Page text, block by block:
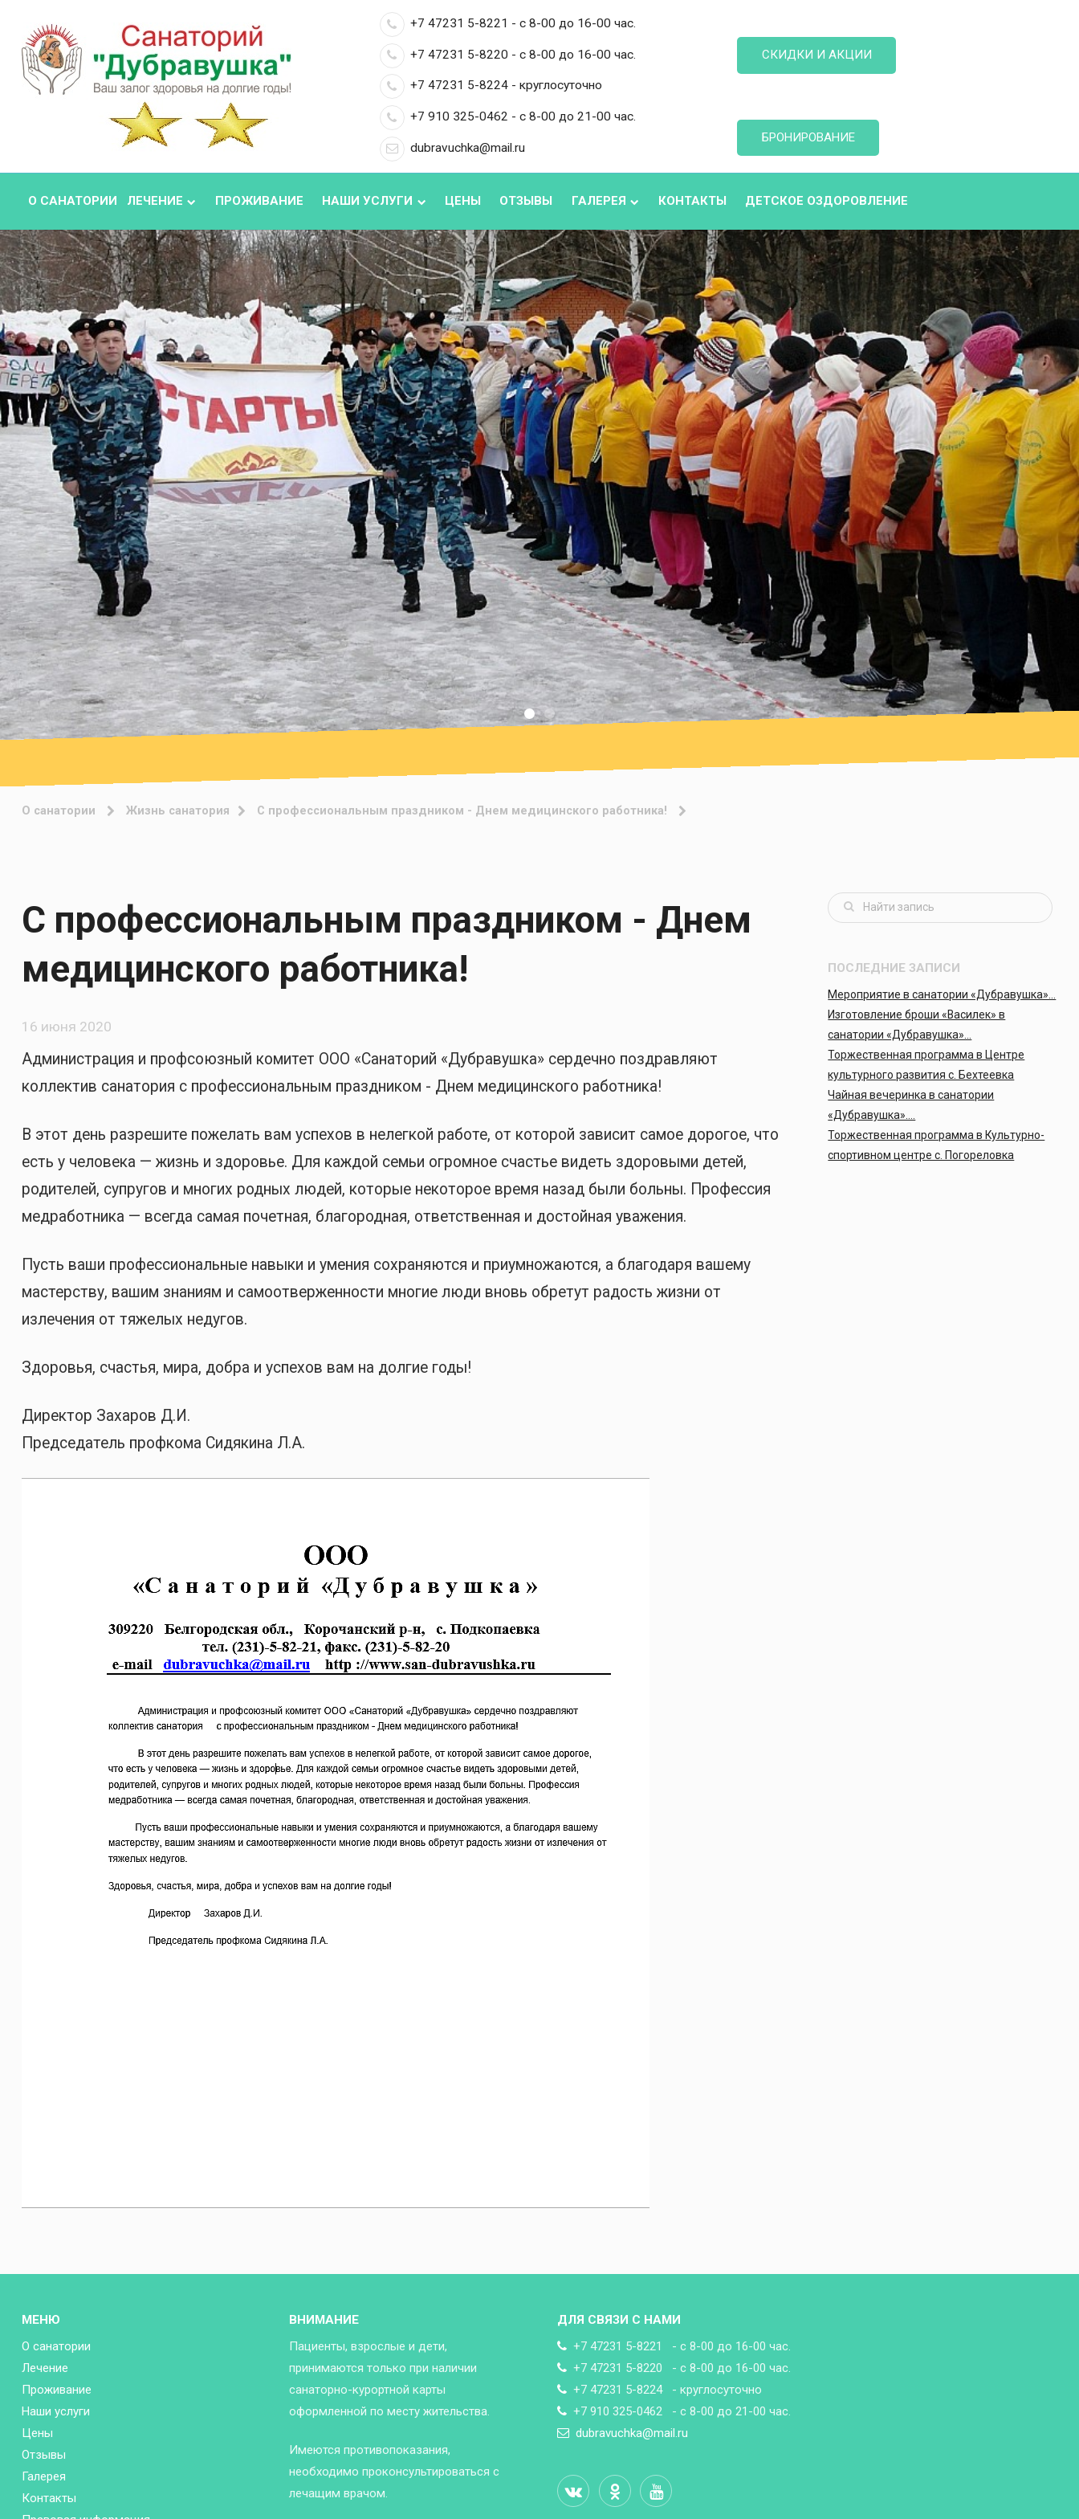
+7 47231 5-8221 - с 8-00 до 16-00 час.
+7 47231 5-8220 - с 8-00 до 16-00 час.
+7 47231 5-8224 - круглосуточно
+7 910 325-0462 - с 8-00 до 21-00 час.
dubravuchka@mail.ru
СКИДКИ И АКЦИИ
БРОНИРОВАНИЕ
О САНАТОРИИ ЛЕЧЕНИЕ ПРОЖИВАНИЕ НАШИ УСЛУГИ ЦЕНЫ ОТЗЫВЫ ГАЛЕРЕЯ КОНТАКТЫ ДЕТСКОЕ ОЗДОРОВЛЕНИЕ
О санатории Жизнь санатория С профессиональным праздником - Днем медицинского работника!
С профессиональным праздником - Днем
медицинского работника!
16 июня 2020
Администрация и профсоюзный комитет ООО «Санаторий «Дубравушка» сердечно поздравляют
коллектив санатория с профессиональным праздником - Днем медицинского работника!
В этот день разрешите пожелать вам успехов в нелегкой работе, от которой зависит самое дорогое, что
есть у человека — жизнь и здоровье. Для каждой семьи огромное счастье видеть здоровыми детей,
родителей, супругов и многих родных людей, которые некоторое время назад были больны. Профессия
медработника — всегда самая почетная, благородная, ответственная и достойная уважения.
Пусть ваши профессиональные навыки и умения сохраняются и приумножаются, а благодаря вашему
мастерству, вашим знаниям и самоотверженности многие люди вновь обретут радость жизни от
излечения от тяжелых недугов.
Здоровья, счастья, мира, добра и успехов вам на долгие годы!
Директор Захаров Д.И.
Председатель профкома Сидякина Л.А.
ПОСЛЕДНИЕ ЗАПИСИ
Мероприятие в санатории «Дубравушка»…
Изготовление броши «Василек» в
санатории «Дубравушка»…
Торжественная программа в Центре
культурного развития с. Бехтеевка
Чайная вечеринка в санатории
«Дубравушка»….
Торжественная программа в Культурно-
спортивном центре с. Погореловка
МЕНЮ
О санатории
Лечение
Проживание
Наши услуги
Цены
Отзывы
Галерея
Контакты
ВНИМАНИЕ
Пациенты, взрослые и дети,
принимаются только при наличии
санаторно-курортной карты
оформленной по месту жительства.
Имеются противопоказания,
необходимо проконсультироваться с
лечащим врачом.
ДЛЯ СВЯЗИ С НАМИ
+7 47231 5-8221 - с 8-00 до 16-00 час.
+7 47231 5-8220 - с 8-00 до 16-00 час.
+7 47231 5-8224 - круглосуточно
+7 910 325-0462 - с 8-00 до 21-00 час.
dubravuchka@mail.ru